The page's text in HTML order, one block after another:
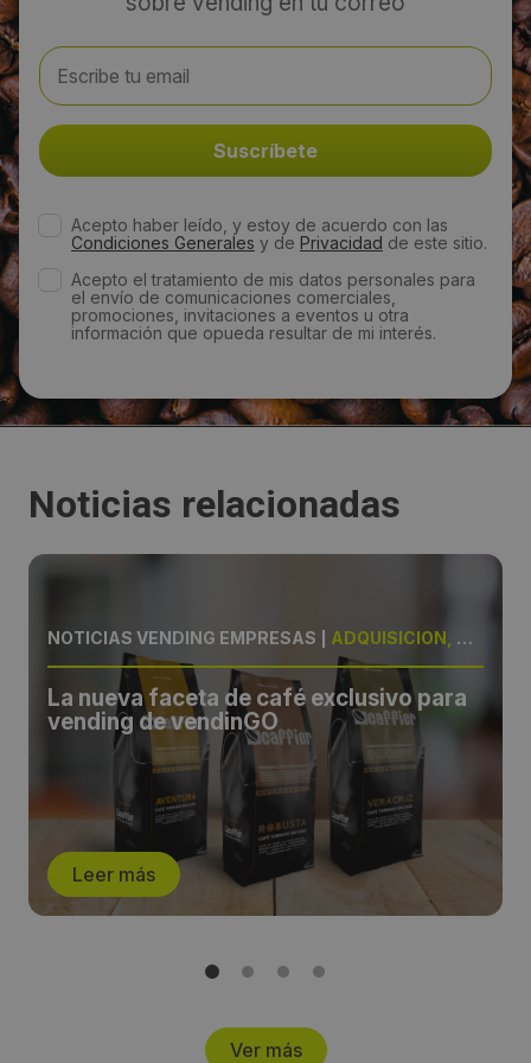
Acepto haber leído, y estoy de acuerdo con las
Condiciones Generales y de Privacidad de este sitio.
Acepto el tratamiento de mis datos personales para
el envío de comunicaciones comerciales,
promociones, invitaciones a eventos u otra
información que opueda resultar de mi interés.
Noticias relacionadas
NOTICIAS VENDING EMPRESAS ADQUISICIÓN, CAFÉ
La nueva faceta de café exclusivo para
vending de vendinGO
Leer más
Ver más